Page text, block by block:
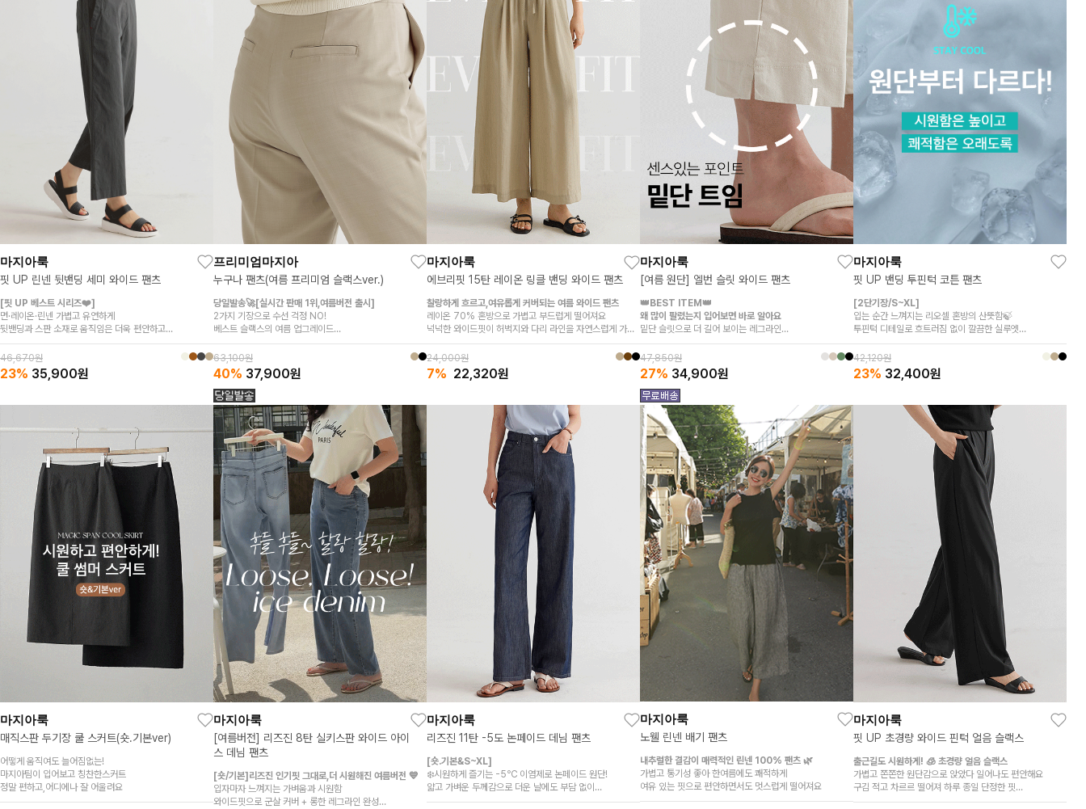
마지아룩
핏 UP 린넨 뒷밴딩 세미 와이드 팬츠
[핏 UP 베스트 시리즈❤️]
면·레이온·린넨 가볍고 유연하게
뒷밴딩과 스판 소재로 움직임은 더욱 편안하고
부담 없는 세미와이드핏이 하체 라인을 자연스럽게 커버
여름 일상에 자주 손이 가는 편안한 팬츠예요
46,670원
23% 35,900원
프리미엄마지아
누구나 팬츠(여름 프리미엄 슬랙스ver.)
당일발송🚀[실시간 판매 1위,여름버전 출시]
2가지 기장으로 수선 걱정 NO!
베스트 슬랙스의 여름 업그레이드
가볍고 쿨한 소재감으로 한여름까지 시원하게
63,100원
40% 37,900원
마지아룩
에브리핏 15탄 레이온 링클 밴딩 와이드 팬츠
찰랑하게 흐르고,여유롭게 커버되는 여름 와이드 팬츠
레이온 70% 혼방으로 가볍고 부드럽게 떨어져요
넉넉한 와이드핏이 허벅지와 다리 라인을 자연스럽게 가려
줘요
전체 허리 밴딩과 스트링으로 편안하게 조절 가능!
24,000원
7% 22,320원
마지아룩
[여름 원단] 엘번 슬릿 와이드 팬츠
👑BEST ITEM👑
왜 많이 팔렸는지 입어보면 바로 알아요
밑단 슬릿으로 더 길어 보이는 레그라인
쫀쫀한 스판 혼방으로 편안한 착용감
데일리부터 출근룩까지 활용도 높은 팬츠
47,850원
27% 34,900원
마지아룩
핏 UP 밴딩 투핀턱 코튼 팬츠
[2단기장/S~XL]
입는 순간 느껴지는 리오셀 혼방의 산뜻함🍃
투핀턱 디테일로 흐트러짐 없이 깔끔한 실루엣
히든밴딩과 스판 혼방으로 움직임은 더욱 편안하게
여유 있는 와이드핏으로 하체 라인을 자연스럽게 커버해요
42,120원
23% 32,400원
마지아룩
매직스판 두기장 쿨 스커트(숏.기본ver)
어떻게 움직여도 늘어짐없는!
마지아팀이 입어보고 칭찬한스커트
정말 편하고,어디에나 잘 어울려요
마지아룩
[여름버전] 리즈진 8탄 실키스판 와이드 아이
스 데님 팬츠
[숏/기본]리즈진 인기핏 그대로,더 시원해진 여름버전 💙
입자마자 느껴지는 가벼움과 시원함
와이드핏으로 군살 커버 + 롱한 레그라인 완성
마지아룩
리즈진 11탄 -5도 논페이드 데님 팬츠
[숏.기본&S~XL]
❄️시원하게 즐기는 -5℃ 이염제로 논페이드 원단!
얇고 가벼운 두께감으로 더운 날에도 부담 없이
군살은 커버하고 다리는 길어 보이는 실루엣
마지아룩
노웰 린넨 배기 팬츠
내추럴한 결감이 매력적인 린넨 100% 팬츠 🌿
가볍고 통기성 좋아 한여름에도 쾌적하게
여유 있는 핏으로 편안하면서도 멋스럽게 떨어져요
마지아룩
핏 UP 초경량 와이드 핀턱 얼음 슬랙스
출근길도 시원하게! 🧊 초경량 얼음 슬랙스
가볍고 쫀쫀한 원단감으로 앉았다 일어나도 편안해요
구김 적고 차르르 떨어져 하루 종일 단정한 핏
숏·기본 2단 기장으로 내 체형에 맞게 선택 가능해요